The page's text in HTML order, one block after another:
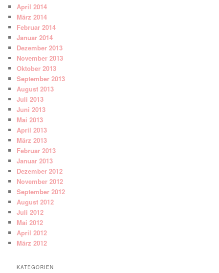
April 2014
März 2014
Februar 2014
Januar 2014
Dezember 2013
November 2013
Oktober 2013
September 2013
August 2013
Juli 2013
Juni 2013
Mai 2013
April 2013
März 2013
Februar 2013
Januar 2013
Dezember 2012
November 2012
September 2012
August 2012
Juli 2012
Mai 2012
April 2012
März 2012
KATEGORIEN